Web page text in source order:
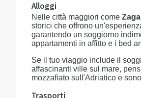
Alloggi
Nelle città maggiori come
storici che offrono
garantendo un soggiorno
appartamenti in affitto e i bed
Se il tuo viaggio include il
affascinanti ville sul mare,
mozzafiato sull'Adriatico e